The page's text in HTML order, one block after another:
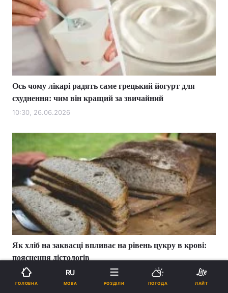
Ось чому лікарі радять саме грецький йогурт для
схуднення: чим він кращий за звичайний
10:30, 26.06.2026
Як хліб на заквасці впливає на рівень цукру в крові:
пояснення дієтологів
19:20, 25.06.2026
ГОЛОВНА
RU
МОВА РОЗДІЛИ ПОГОДА ЛАЙТ